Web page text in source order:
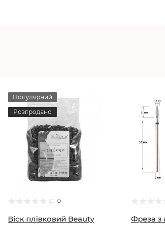
Популярний
Розпродано
0
Віск плівковий Beauty
Фреза з